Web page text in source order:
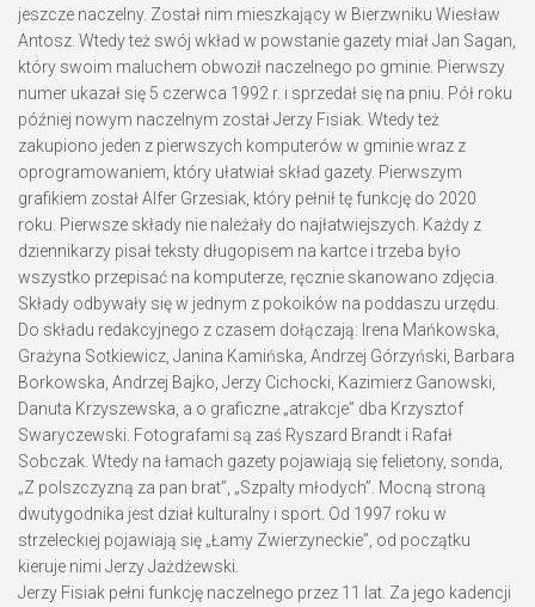
jeszcze naczelny. Został nim mieszkający w Bierzwniku Wiesław
Antosz. Wtedy też swój wkład w powstanie gazety miał Jan Sagan,
który swoim maluchem obwoził naczelnego po gminie. Pierwszy
numer ukazał się 5 czerwca 1992 r. i sprzedał się na pniu. Pół roku
później nowym naczelnym został Jerzy Fisiak. Wtedy też
zakupiono jeden z pierwszych komputerów w gminie wraz z
oprogramowaniem, który ułatwiał skład gazety. Pierwszym
grafikiem został Alfer Grzesiak, który pełnił tę funkcję do 2020
roku. Pierwsze składy nie należały do najłatwiejszych. Każdy z
dziennikarzy pisał teksty długopisem na kartce i trzeba było
wszystko przepisać na komputerze, ręcznie skanowano zdjęcia.
Składy odbywały się w jednym z pokoików na poddaszu urzędu.
Do składu redakcyjnego z czasem dołączają: Irena Mańkowska,
Grażyna Sotkiewicz, Janina Kamińska, Andrzej Górzyński, Barbara
Borkowska, Andrzej Bajko, Jerzy Cichocki, Kazimierz Ganowski,
Danuta Krzyszewska, a o graficzne „atrakcje” dba Krzysztof
Swaryczewski. Fotografami są zaś Ryszard Brandt i Rafał
Sobczak. Wtedy na łamach gazety pojawiają się felietony, sonda,
„Z polszczyzną za pan brat”, „Szpalty młodych”. Mocną stroną
dwutygodnika jest dział kulturalny i sport. Od 1997 roku w
strzeleckiej pojawiają się „Łamy Zwierzyneckie”, od początku
kieruje nimi Jerzy Jażdżewski.
Jerzy Fisiak pełni funkcję naczelnego przez 11 lat. Za jego kadencji